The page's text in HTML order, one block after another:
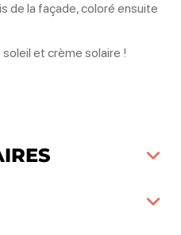
de la façade, coloré ensuite
et crème solaire !